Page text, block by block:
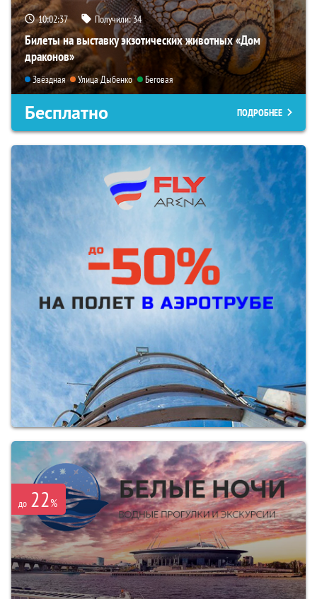
10:02:35 Получили:34
Билеты на выставку экзотических животных «Дом
драконов»
Звёздная Улица Дыбенко Беговая
Бесплатно ПОДРОБНЕЕ
до 22%